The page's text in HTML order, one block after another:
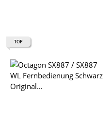
TOP